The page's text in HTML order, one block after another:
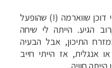
דוכן שווארמה (!) שהופעל
הגיע. הייתה לי שיחה
התיכון, אבל הבעיה
אנגלית, אז הייתי חייב
חוויה...